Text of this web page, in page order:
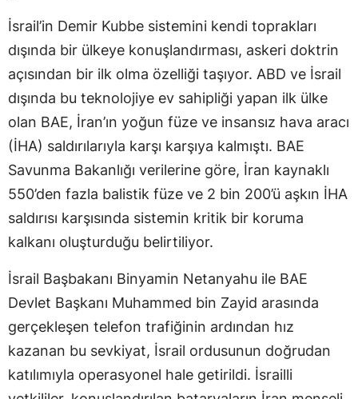
İsrail’in Demir Kubbe sistemini kendi toprakları
dışında bir ülkeye konuşlandırması, askeri doktrin
açısından bir ilk olma özelliği taşıyor. ABD ve İsrail
dışında bu teknolojiye ev sahipliği yapan ilk ülke
olan BAE, İran’ın yoğun füze ve insansız hava aracı
(İHA) saldırılarıyla karşı karşıya kalmıştı. BAE
Savunma Bakanlığı verilerine göre, İran kaynaklı
550’den fazla balistik füze ve 2 bin 200’ü aşkın İHA
saldırısı karşısında sistemin kritik bir koruma
kalkanı oluşturduğu belirtiliyor.
İsrail Başbakanı Binyamin Netanyahu ile BAE
Devlet Başkanı Muhammed bin Zayid arasında
gerçekleşen telefon trafiğinin ardından hız
kazanan bu sevkiyat, İsrail ordusunun doğrudan
katılımıyla operasyonel hale getirildi. İsrailli